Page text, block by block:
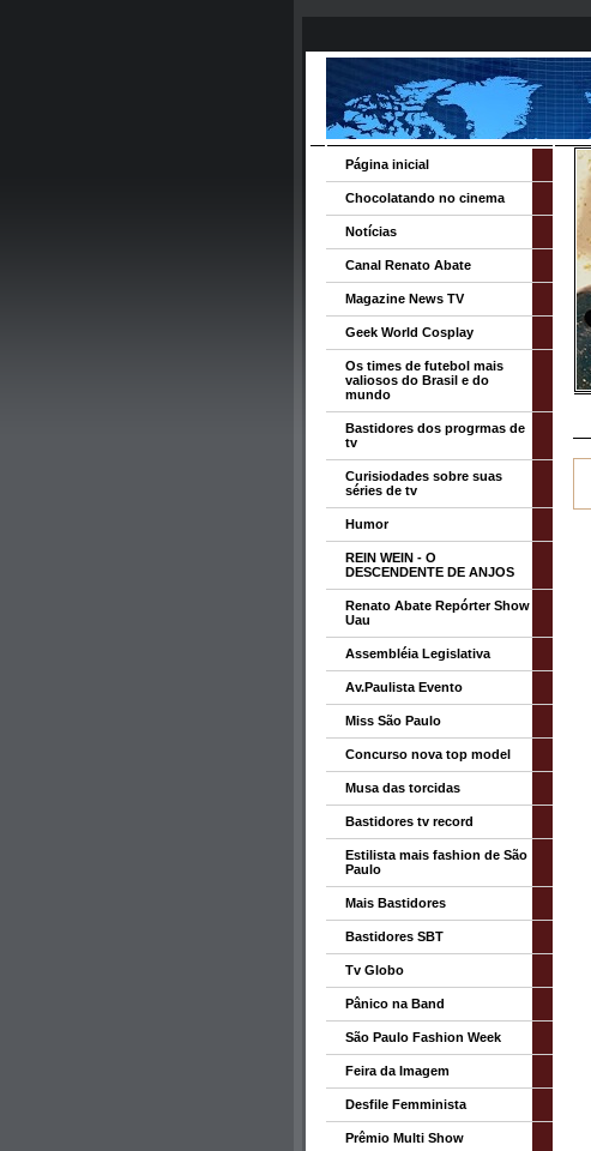
Página inicial
Chocolatando no cinema
Notícias
Canal Renato Abate
Magazine News TV
Geek World Cosplay
Os times de futebol mais
valiosos do Brasil e do
mundo
Bastidores dos progrmas de
tv
Curisiodades sobre suas
séries de tv
Humor
REIN WEIN - O
DESCENDENTE DE ANJOS
Renato Abate Repórter Show
Uau
Assembléia Legislativa
Av.Paulista Evento
Miss São Paulo
Concurso nova top model
Musa das torcidas
Bastidores tv record
Estilista mais fashion de São
Paulo
Mais Bastidores
Bastidores SBT
Tv Globo
Pânico na Band
São Paulo Fashion Week
Feira da Imagem
Desfile Femminista
Prêmio Multi Show